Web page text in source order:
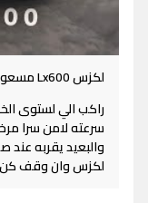
لكزس Lx600 مسعود بن شعفول
راكب الي لستوى
سرعته لامن سرا
والبعيد يقربه
لكزس وان وقف